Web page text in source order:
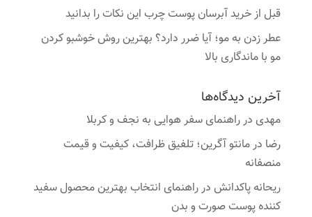
قبل از خرید آبرسان پوست چرب این نکات را بدانید
عطر زدن به مو؛ آیا ضرر دارد؟ بهترین روش خوشبو کردن
مو با ماندگاری بالا
آخرین دیدگاه‌ها
مهدیدرراهنمای سفر هوایی به نجف و کربلا
رضا درمانتو آگرین؛ تلفیق ظرافت، کیفیت و قیمت
منصفانه
ریحانه پاکدانشدرراهنمای انتخاب بهترین محصول سفید
کننده پوست صورت و بدن